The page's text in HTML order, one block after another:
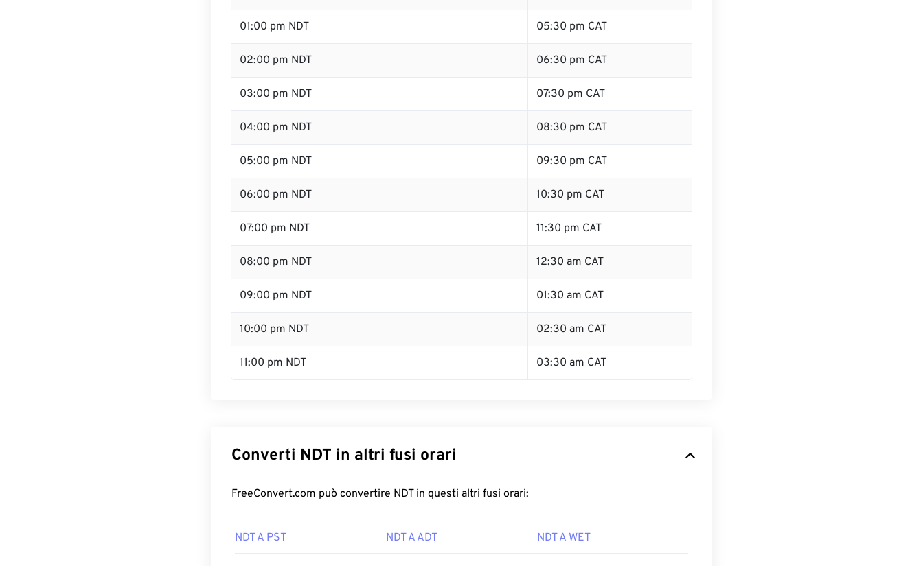
01:00 pm NDT 05:30 pm CAT
02:00 pm NDT 06:30 pm CAT
03:00 pm NDT 07:30 pm CAT
04:00 pm NDT 08:30 pm CAT
05:00 pm NDT 09:30 pm CAT
06:00 pm NDT 10:30 pm CAT
07:00 pm NDT 11:30 pm CAT
08:00 pm NDT 12:30 am CAT
09:00 pm NDT 01:30 am CAT
10:00 pm NDT 02:30 am CAT
11:00 pm NDT 03:30 am CAT
Converti NDT in altri fusi orari
FreeConvert.com può convertire NDT in questi altri fusi orari:
NDT A PST NDT A ADT NDT A WET